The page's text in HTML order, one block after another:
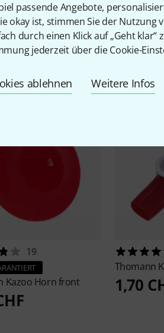
passende Angebote,
okay ist, stimmen Sie der Nutzung
durch einen Klick auf „Geht klar“
jederzeit über die Cookie-
ablehnen Weitere Infos
19
Kazoo Horn front
Thomann
1,70